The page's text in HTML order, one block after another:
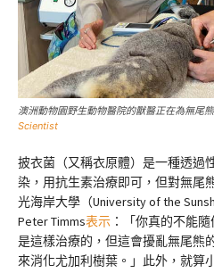
澳洲動物園野生動物醫院的獸醫正在為無尾
Scientist
披衣菌（又稱衣原體）是一種透過
染，用抗生素治療即可，但對無尾
光海岸大學（University of the
Peter Timms表示 ：「你真的不能
是這樣治療的，但這會擾亂無尾熊
來消化尤加利樹葉。」此外，就算